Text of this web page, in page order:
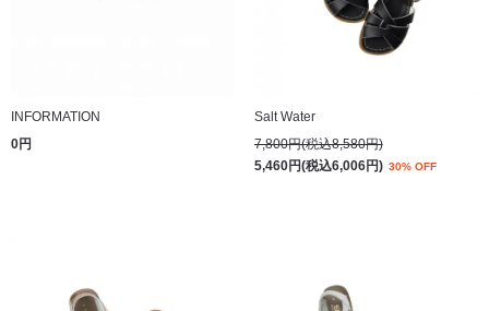
INFORMATION
0円
Salt Water
7,800円(税込8,580円)
5,460円(税込6,006円) 30% OFF